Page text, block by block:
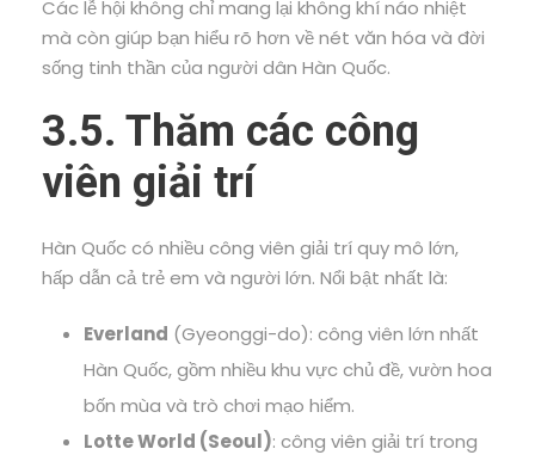
Các lễ hội không chỉ mang lại không khí náo nhiệt
mà còn giúp bạn hiểu rõ hơn về nét văn hóa và đời
sống tinh thần của người dân Hàn Quốc.
3.5. Thăm các công
viên giải trí
Hàn Quốc có nhiều công viên giải trí quy mô lớn,
hấp dẫn cả trẻ em và người lớn. Nổi bật nhất là:
Everland (Gyeonggi-do): công viên lớn nhất
Hàn Quốc, gồm nhiều khu vực chủ đề, vườn hoa
bốn mùa và trò chơi mạo hiểm.
Lotte World (Seoul): công viên giải trí trong